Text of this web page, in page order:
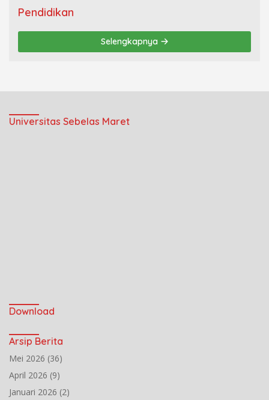
Pendidikan
Selengkapnya
Universitas Sebelas Maret
Download
Arsip Berita
Mei 2026 (36)
April 2026 (9)
Januari 2026 (2)